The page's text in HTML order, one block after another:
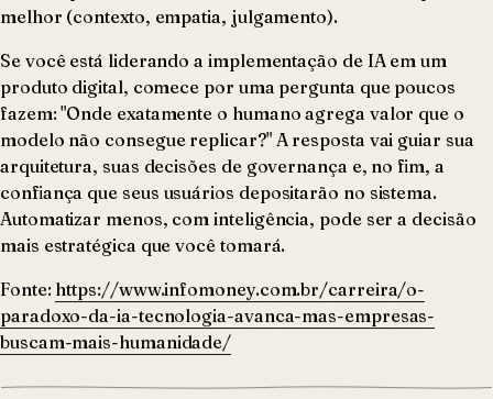
melhor (contexto, empatia, julgamento).
Se você está liderando a implementação de IA em um
produto digital, comece por uma pergunta que poucos
fazem: "Onde exatamente o humano agrega valor que o
modelo não consegue replicar?" A resposta vai guiar sua
arquitetura, suas decisões de governança e, no fim, a
confiança que seus usuários depositarão no sistema.
Automatizar menos, com inteligência, pode ser a decisão
mais estratégica que você tomará.
Fonte: https://www.infomoney.com.br/carreira/o-
paradoxo-da-ia-tecnologia-avanca-mas-empresas-
buscam-mais-humanidade/